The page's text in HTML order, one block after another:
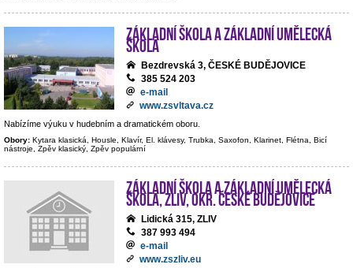
Základní škola a základní umělecká
škola
Bezdrevská 3, ČESKÉ BUDĚJOVICE
385 524 203
e-mail
www.zsvltava.cz
Nabízíme výuku v hudebním a dramatickém oboru.
Obory: Kytara klasická, Housle, Klavír, El. klávesy, Trubka, Saxofon, Klarinet, Flétna, Bicí
nástroje, Zpěv klasický, Zpěv populární
Základní škola a Základní umělecká
škola, Zliv, okr. České Budějovice
Lidická 315, ZLIV
387 993 494
e-mail
www.zszliv.eu